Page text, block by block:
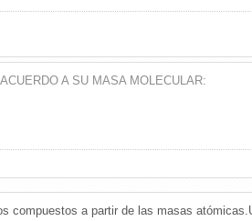
A SU MASA MOLECULAR:
compuestos a partir de las masas